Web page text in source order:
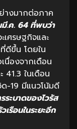
างมากต่อภาค
มี.ค. 64 ที่พบว่า
ศรษฐกิจและ
ดีขึ้น โดยใน
นื่องจากเดือน
ในเดือน
-19 มีแนวโน้มดี
ะบาดของไวรัส
รือนในระยะอีก